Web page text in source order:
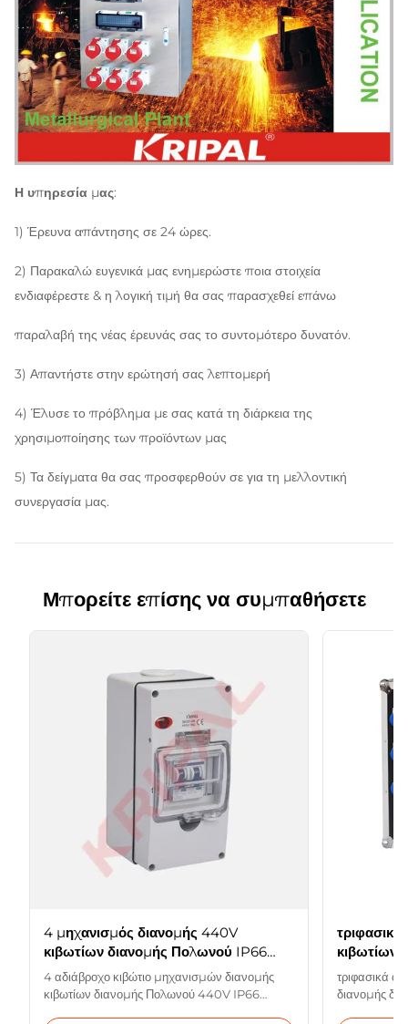
Η υπηρεσία μας:
1) Έρευνα απάντησης σε 24 ώρες.
2) Παρακαλώ ευγενικά μας ενημερώστε ποια στοιχεία
ενδιαφέρεστε & η λογική τιμή θα σας παρασχεθεί επάνω
παραλαβή της νέας έρευνάς σας το συντομότερο δυνατόν.
3) Απαντήστε στην ερώτησή σας λεπτομερή
4) Έλυσε το πρόβλημα με σας κατά τη διάρκεια της
χρησιμοποίησης των προϊόντων μας
5) Τα δείγματα θα σας προσφερθούν σε για τη μελλοντική
συνεργασία μας.
Μπορείτε επίσης να συμπαθήσετε
4 μηχανισμός διανομής 440V
κιβωτίων διανομής Πολωνού IP66
αδιάβροχος
4 αδιάβροχο κιβώτιο μηχανισμών διανομής
κιβωτίων διανομής Πολωνού 440V IP66
κιβωτίων
IP44
τριφασικά
διανομής